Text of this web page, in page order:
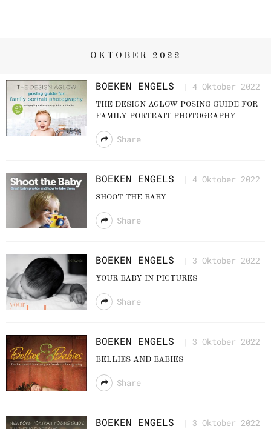
OKTOBER 2022
BOEKEN ENGELS 4 Oktober 2022
THE DESIGN AGLOW POSING GUIDE FOR
FAMILY PORTRAIT PHOTOGRAPHY
Share
BOEKEN ENGELS 4 Oktober 2022
SHOOT THE BABY
Share
BOEKEN ENGELS 3 Oktober 2022
YOUR BABY IN PICTURES
Share
BOEKEN ENGELS 3 Oktober 2022
BELLIES AND BABIES
Share
BOEKEN ENGELS 3 Oktober 2022